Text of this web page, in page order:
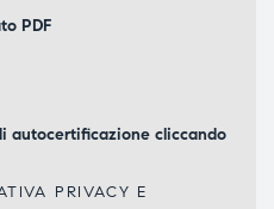
PDF
autocertificazione cliccando
PRIVACY E